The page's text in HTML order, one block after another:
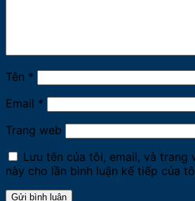
Tên *
Email *
Trang web
Lưu tên của tôi, email, và trang
này cho lần bình luận kế tiếp của